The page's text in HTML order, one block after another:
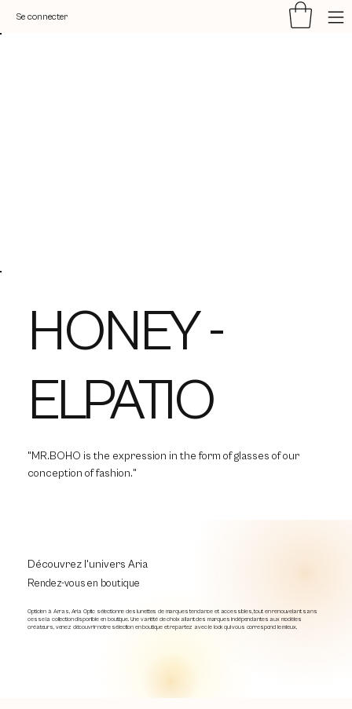
Se connecter
HONEY -
ELPATIO
"MR.BOHO is the expression in the form of glasses of our
conception of fashion."
Rendez-vous en boutique
Découvrez l'univers Aria
Opticien à Arras, Aria Optic sélectionne des lunettes de marques tendance et accessibles, tout en renouvelant sans
cesse la collection disponible en boutique. Une variété de choix allant des marques indépendantes aux modèles
créateurs, venez découvrir notre sélection en boutique et repartez avec le look qui vous correspond le mieux.